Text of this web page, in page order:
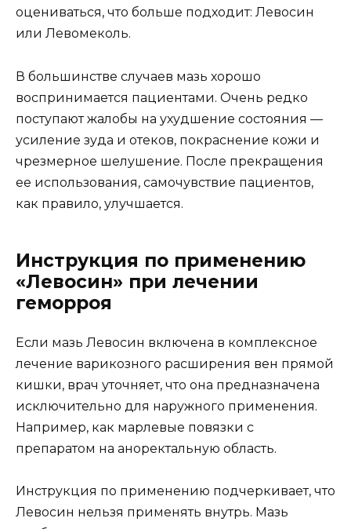
оцениваться, что больше подходит: Левосин
или Левомеколь.
В большинстве случаев мазь хорошо
воспринимается пациентами. Очень редко
поступают жалобы на ухудшение состояния —
усиление зуда и отеков, покраснение кожи и
чрезмерное шелушение. После прекращения
ее использования, самочувствие пациентов,
как правило, улучшается.
Инструкция по применению
«Левосин» при лечении
геморроя
Если мазь Левосин включена в комплексное
лечение варикозного расширения вен прямой
кишки, врач уточняет, что она предназначена
исключительно для наружного применения.
Например, как марлевые повязки с
препаратом на аноректальную область.
Инструкция по применению подчеркивает, что
Левосин нельзя применять внутрь. Мазь